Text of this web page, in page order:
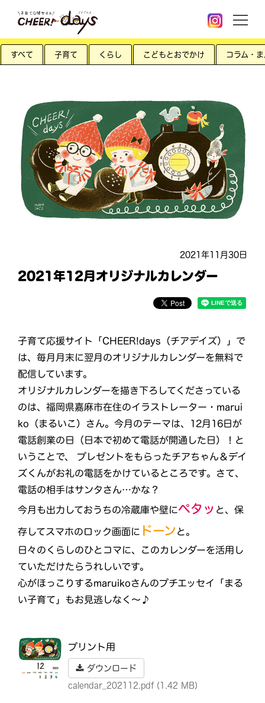
すべて 子育て くらし こどもとおでかけ コラム・
2021年11月30日
2021年12月オリジナルカレンダー
子育て応援サイト「CHEER!days（チアデイズ）」で
は、毎月月末に翌月のオリジナルカレンダーを無料で
配信しています。
オリジナルカレンダーを描き下ろしてくださっている
のは、福岡県嘉麻市在住のイラストレーター・marui
ko（まるいこ）さん。今月のテーマは、12月16日が
電話創業の日（日本で初めて電話が開通した日）！と
いうことで、 プレゼントをもらったチアちゃん＆デイ
ズくんがお礼の電話をかけているところです。さて、
電話の相手はサンタさん…かな？
今月も出力しておうちの冷蔵庫や壁にペタッ と、保
存してスマホのロック画面に ドーン と。
日々のくらしのひとコマに、このカレンダーを活用し
ていただけたらうれしいです。
心がほっこりするmaruikoさんのプチエッセイ「まる
い子育て」もお見逃しなく〜♪
プリント用
ダウンロード
calendar_202112.pdf (1.42 MB)